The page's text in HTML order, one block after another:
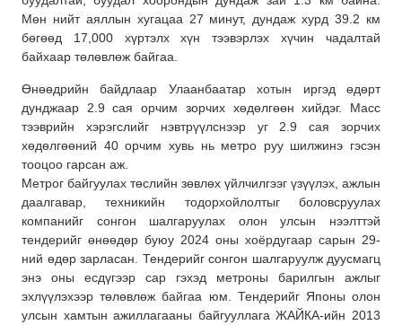
Мөн нийт аяллын хугацаа 27 минут, дундаж хурд 39.2 км
бөгөөд 17,000 хүртэлх хүн тээвэрлэх хүчин чадалтай
байхаар төлөвлөж байгаа.
Өнөөдрийн байдлаар Улаанбаатар хотын иргэд өдөрт
дунджаар 2.9 сая орчим зорчих хөдөлгөөн хийдэг. Масс
тээврийн хэрэгслийг нэвтрүүлснээр уг 2.9 сая зорчих
хөдөлгөөний 40 орчим хувь нь метро руу шилжинэ гэсэн
тооцоо гарсан аж.
Метрог байгуулах төслийн зөвлөх үйлчилгээг үзүүлэх, ажлын
даалгавар, техникийн тодорхойлолтыг боловсруулах
компанийг сонгон шалгаруулах олон улсын нээлттэй
тендерийг өнөөдөр буюу 2024 оны хоёрдугаар сарын 29-
ний өдөр зарласан. Тендерийг сонгон шалгаруулж дуусмагц
энэ оны есдүгээр сар гэхэд метроны барилгын ажлыг
эхлүүлэхээр төлөвлөж байгаа юм. Тендерийг Японы олон
улсын хамтын ажиллагааны байгууллага ЖАЙКА-ийн 2013